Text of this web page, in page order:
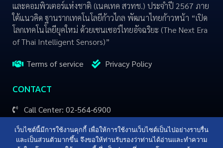
และคอมพิวเตอร์แห่งชาติ (เนคเทค สวทช.) ประจำปี 2567 ภาย
ใต้แนวคิด ฐานรากเทคโนโลยีก้าวไกล พัฒนาไทยก้าวหน้า “เปิด
โลกเทคโนโลยียุคใหม่ ด้วยเซนเซอร์ไทยอัจฉริยะ (The Next Era
of Thai Intelligent Sensors)”
Terms of service Privacy Policy
CONTACT
Call Center: 02-564-6900
เว็บไซต์นี้มีการใช้งานคุกกี้ เพื่อให้การใช้งานเว็บไซต์เป็นไปอย่างราบรื่น
และเป็นส่วนตัวมากขึ้น จึงขอให้ท่านรับรองว่าท่านได้อ่านและทำความ